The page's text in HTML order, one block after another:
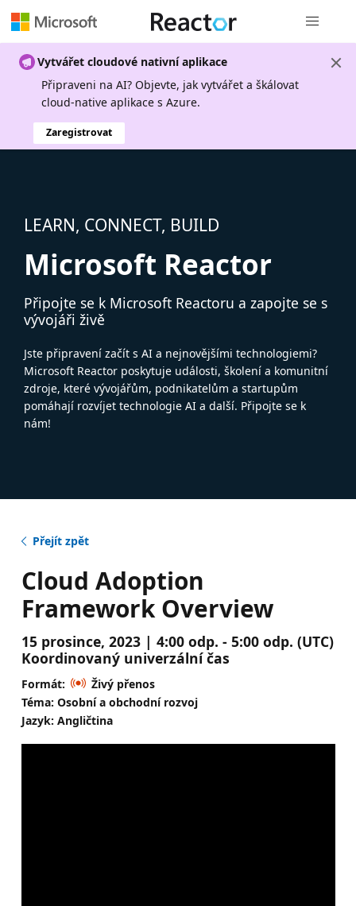
Vytvářet cloudové nativní aplikace
Připraveni na AI? Objevte, jak vytvářet a škálovat
cloud-native aplikace s Azure.
Zaregistrovat
LEARN, CONNECT, BUILD
Microsoft Reactor
Připojte se k Microsoft Reactoru a zapojte se s
vývojáři živě
Jste připravení začít s AI a nejnovějšími technologiemi?
Microsoft Reactor poskytuje události, školení a komunitní
zdroje, které vývojářům, podnikatelům a startupům
pomáhají rozvíjet technologie AI a další. Připojte se k
nám!
Přejít zpět
Cloud Adoption
Framework Overview
15 prosince, 2023 | 4:00 odp. - 5:00 odp. (UTC)
Koordinovaný univerzální čas
Formát:
Živý přenos
Téma: Osobní a obchodní rozvoj
Jazyk: Angličtina